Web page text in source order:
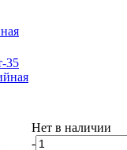
35
Нет в наличии
-